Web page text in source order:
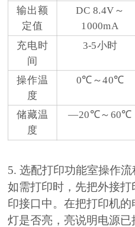
输出额
定值
DC 8.4V～
1000mA
充电时
间
3-5小时
操作温
度
0℃～40℃
储藏温
度
—20℃～60℃
5. 选配打印功能室操作流
如需打印时，先把外接
印接口中。在把打印机
灯是否亮，亮说明电源已